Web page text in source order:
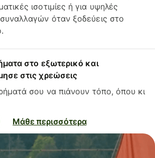
ισοτιμίες ή για υψηλές
όταν ξοδεύεις στο
στο εξωτερικό και
στις χρεώσεις
σου να πιάνουν τόπο, όπου κι
Μάθε περισσότερα